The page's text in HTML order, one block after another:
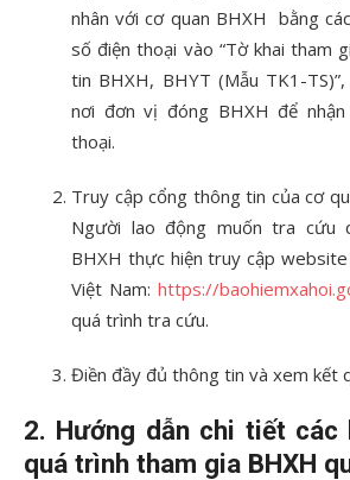
nhân với cơ quan BHXH bằng
số điện thoại vào “Tờ khai tham
tin BHXH, BHYT (Mẫu TK1-
nơi đơn vị đóng BHXH để
thoại.
Truy cập cổng thông tin của cơ
Người lao động muốn tra cứu
BHXH thực hiện truy cập
Việt Nam:https://
quá trình tra cứu.
Điền đầy đủ thông tin và xem kết
2. Hướng dẫn chi tiết
quá trình tham gia BHXH